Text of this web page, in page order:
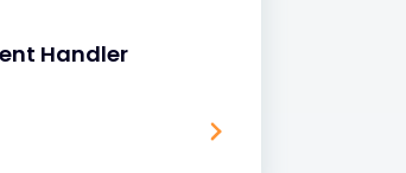
Handler